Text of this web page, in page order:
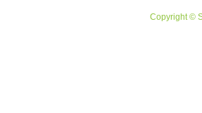
Copyright ©